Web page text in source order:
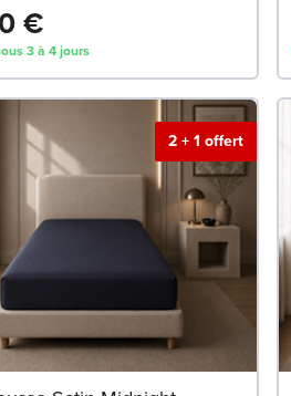
€
3 à 4 jours
2 + 1 offert